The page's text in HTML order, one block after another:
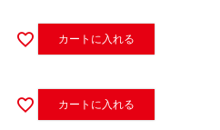
カートに入れる
カートに入れる